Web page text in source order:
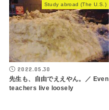
Study abroad (The U.S.)
2022.05.30
先生も、自由でええやん。／ Even
teachers live loosely